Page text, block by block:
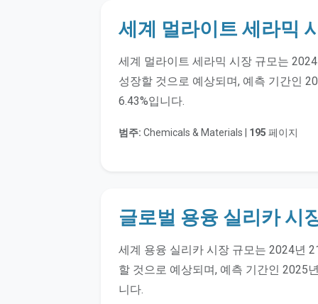
세계 멀라이트 세라믹
세계 멀라이트 세라믹 시장 규모는
성장할 것으로 예상되며, 예측 기간인
6.43%입니다.
범주: Chemicals & Materials | 195 페이지
글로벌 용융 실리카 시
세계 용융 실리카 시장 규모는 2024년
할 것으로 예상되며, 예측 기간인 2025
니다.